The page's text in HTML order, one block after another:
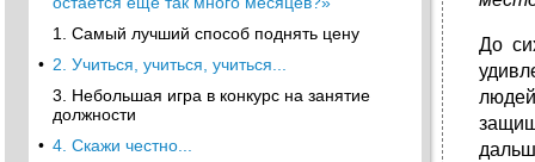
1. Самый лучший способ поднять цену
• 2. Учиться, учиться, учиться...
3. Небольшая игра в конкурс на занятие
должности
• 4. Скажи честно...
До